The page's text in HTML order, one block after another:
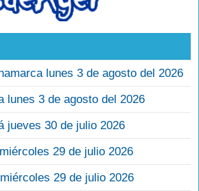
lunes 3 de agosto del 2026
lunes 3 de agosto del 2026
jueves 30 de julio 2026
29 de julio 2026
29 de julio 2026